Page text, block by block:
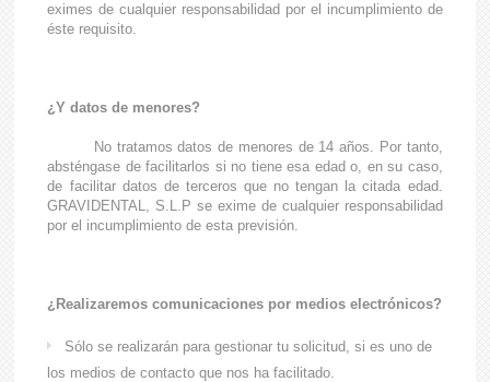
eximes de cualquier responsabilidad por el incumplimiento de
éste requisito.
¿Y datos de menores?
No tratamos datos de menores de 14 años. Por tanto,
absténgase de facilitarlos si no tiene esa edad o, en su caso,
de facilitar datos de terceros que no tengan la citada edad.
GRAVIDENTAL, S.L.P se exime de cualquier responsabilidad
por el incumplimiento de esta previsión.
¿Realizaremos comunicaciones por medios electrónicos?
Sólo se realizarán para gestionar tu solicitud, si es uno de
los medios de contacto que nos ha facilitado.